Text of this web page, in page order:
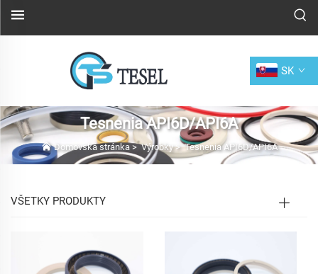
SK
Tesnenia API6D/API6A
Domovská stránka>Výrobky>Tesnenia API6D/API6A
VŠETKY PRODUKTY